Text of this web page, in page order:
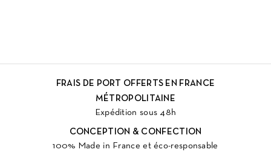
FRAIS DE PORT OFFERTS EN FRANCE
MÉTROPOLITAINE
Expédition sous 48h
CONCEPTION & CONFECTION
100% Made in France et éco-responsable